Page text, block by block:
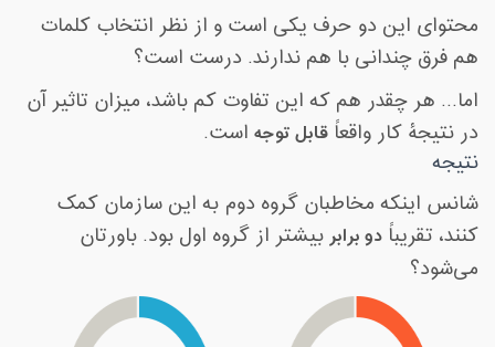
محتوای این دو حرف یکی است و از نظر انتخاب کلمات
هم فرق چندانی با هم ندارند. درست است؟
اما... هر چقدر هم که این تفاوت کم باشد، میزان تاثیر آن
در نتیجۀ کار واقعاً قابل توجه است.
نتیجه
شانس اینکه مخاطبان گروه دوم به این سازمان کمک
کنند، تقریباً دو برابربیشتر از گروه اول بود. باورتان
می‌شود؟